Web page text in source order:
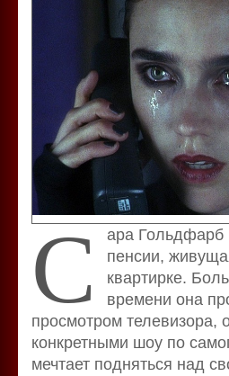
С ара
пенсии,
квартирке.
времени она
просмотром телевизора,
конкретными шоу по
мечтает подняться над